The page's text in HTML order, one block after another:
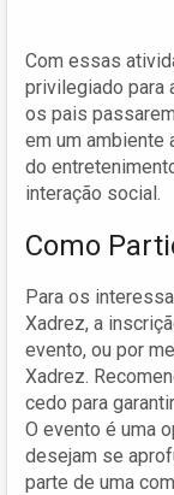
Com essas
privilegiado para
os pais
em um ambiente
do
interação social.
Como
Para os
Xadrez, a
evento, ou por
Xadrez.
cedo para
O evento é uma
desejam se
parte de uma